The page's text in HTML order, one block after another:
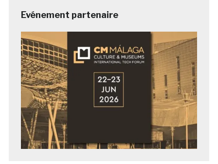
Evénement partenaire